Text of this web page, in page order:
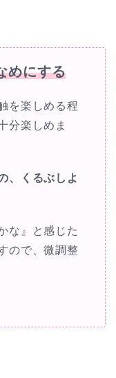
めにする
を楽しめる程
分楽しめま
、くるぶしよ
な』と感じた
ので、微調整